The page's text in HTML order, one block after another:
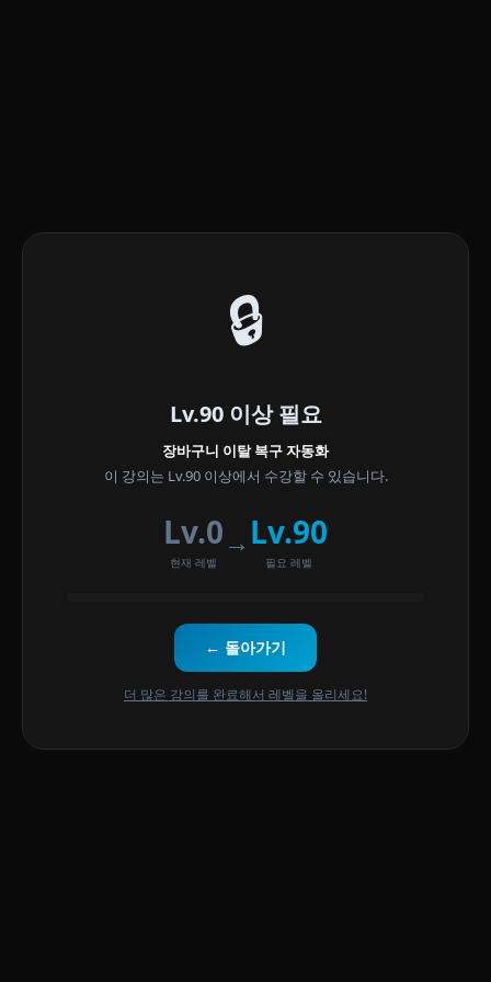
🔒
Lv.90 이상 필요
장바구니 이탈 복구 자동화
이 강의는 Lv.90 이상에서 수강할 수 있습니다.
Lv.0
현재 레벨
→ Lv.90
필요 레벨
← 돌아가기
더 많은 강의를 완료해서 레벨을 올리세요!